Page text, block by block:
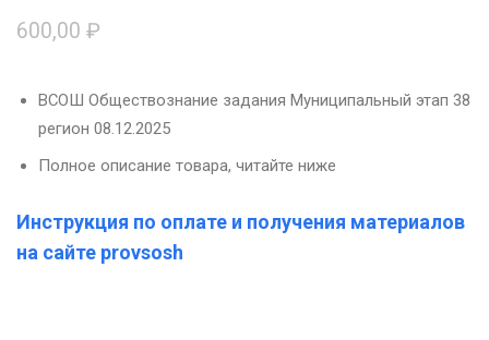
600,00 ₽
ВСОШ Обществознание задания Муниципальный этап 38
регион 08.12.2025
Полное описание товара, читайте ниже
Инструкция по оплате и получения материалов
на сайте provsosh